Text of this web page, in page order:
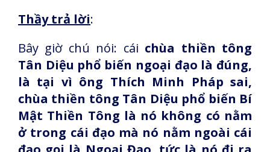
Thầy trả lời:
Bây giờ chú nói: cái chùa thiền tông
Tân Diệu phổ biến ngoại đạo là đúng,
là tại vì ông Thích Minh Pháp sai,
chùa thiền tông Tân Diệu phổ biến Bí
Mật Thiền Tông là nó không có nằm
ở trong cái đạo mà nó nằm ngoài cái